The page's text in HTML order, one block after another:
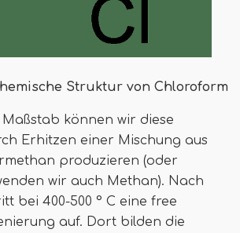
Struktur von Chloroform
können wir diese
Erhitzen einer Mischung aus
produzieren (oder
wir auch Methan). Nach
bei 400-500 ° C eine free
auf. Dort bilden die